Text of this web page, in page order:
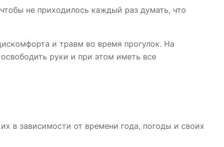
не приходилось каждый раз думать, что
и травм во время прогулок. На
руки и при этом иметь все
в зависимости от времени года, погоды и своих